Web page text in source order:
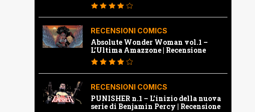
RECENSIONI COMICS
Absolute Wonder Woman vol.1 –
L’Ultima Amazzone | Recensione
RECENSIONI COMICS
PUNISHER n.1 – L’inizio della nuova
serie di Benjamin Percy | Recensione